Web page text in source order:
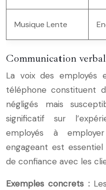
Musique Lente
Communication
La voix des employés
téléphone constituent
négligés mais
significatif sur
employés à
engageant est
de confiance avec les
Exemples concrets :